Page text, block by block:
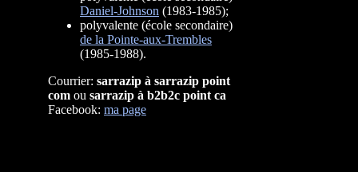
Daniel-Johnson (1983-1985);
polyvalente (école secondaire)
de la Pointe-aux-Trembles
(1985-1988).
Courrier: sarrazip à sarrazip point
com ou sarrazip à b2b2c point ca
Facebook: ma page